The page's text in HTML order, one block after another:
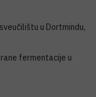
u Dortmindu,
fermentacije u